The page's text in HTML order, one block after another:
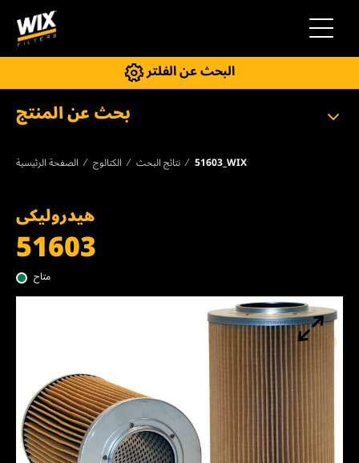
التنقل
البحث عن الفلتر
بحث عن المنتج
الصفحة الرئيسية الكتالوج نتائج البحث 51603_WIX
هيدروليكى
51603
متاح